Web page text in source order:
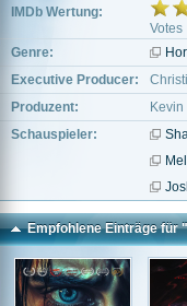
IMDb Wertung:
Votes
Genre:
Executive Producer:
Produzent:
Schauspieler:
Empfohlene Einträge für